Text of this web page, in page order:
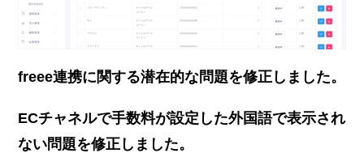
freee連携に関する潜在的な問題を修正しました。
ECチャネルで手数料が設定した外国語で表示され
ない問題を修正しました。